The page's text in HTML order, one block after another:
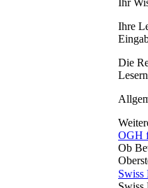
Ihre
Die
OGH
Ob
Swiss